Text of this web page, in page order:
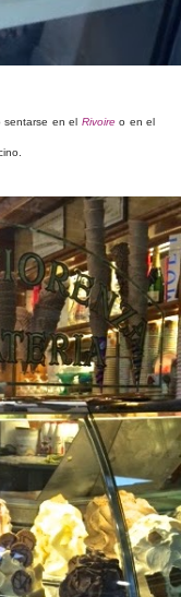
sentarse en el Rivoireo en el